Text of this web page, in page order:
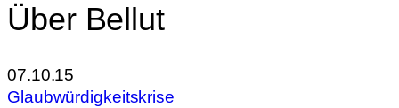
Über Bellut
07.10.15
Glaubwürdigkeitskrise